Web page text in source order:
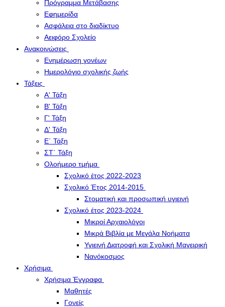
Πρόγραμμα Μετάβασης
Εφημερίδα
Ασφάλεια στο διαδίκτυο
Αειφόρο Σχολείο
Ανακοινώσεις
Ενημέρωση γονέων
Ημερολόγιο σχολικής ζωής
Τάξεις
Α' Τάξη
Β' Τάξη
Γ' Τάξη
Δ' Τάξη
Ε΄ Τάξη
ΣΤ΄ Τάξη
Ολοήμερο τμήμα
Σχολικό έτος 2022-2023
Σχολικό Έτος 2014-2015
Στοματική και προσωπική υγιεινή
Σχολικό έτος 2023-2024
Μικροί Αρχαιολόγοι
Μικρά Βιβλία με Μεγάλα Νοήματα
Υγιεινή Διατροφή και Σχολική Μαγειρική
Νανόκοσμος
Χρήσιμα
Χρήσιμα Έγγραφα
Μαθητές
Γονείς